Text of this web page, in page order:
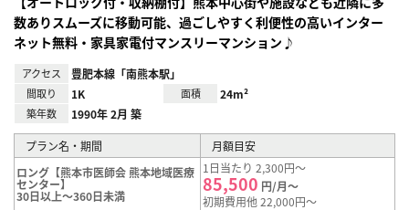
数ありスムーズに移動可能、過ごしやすく利便性の高いインター
ネット無料・家具家電付マンスリーマンション♪
アクセス 豊肥本線「南熊本駅」
間取り 1K 面積 24m²
築年数 1990年 2月 築
プラン名・期間
月額目安
ロング【熊本市医師会 熊本地域医療
センター】
30日以上～360日未満
1日当たり 2,300円～
85,500 円/月～
初期費用他 22,000円～